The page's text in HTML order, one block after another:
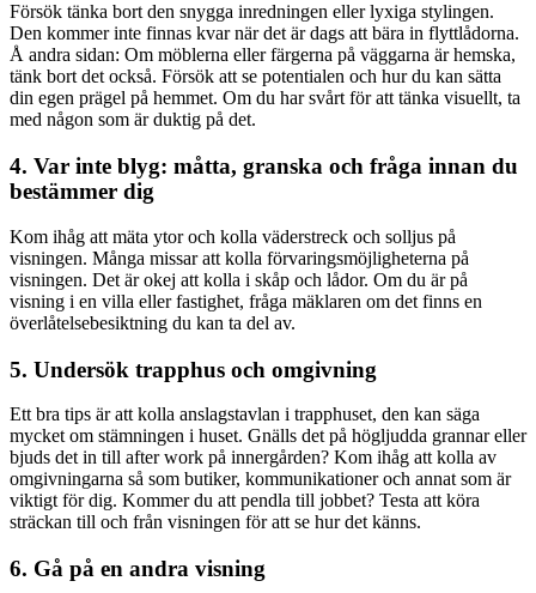
Försök tänka bort den snygga inredningen eller lyxiga stylingen.
Den kommer inte finnas kvar när det är dags att bära in flyttlådorna.
Å andra sidan: Om möblerna eller färgerna på väggarna är hemska,
tänk bort det också. Försök att se potentialen och hur du kan sätta
din egen prägel på hemmet. Om du har svårt för att tänka visuellt, ta
med någon som är duktig på det.
4. Var inte blyg: måtta, granska och fråga innan du
bestämmer dig
Kom ihåg att mäta ytor och kolla väderstreck och solljus på
visningen. Många missar att kolla förvaringsmöjligheterna på
visningen. Det är okej att kolla i skåp och lådor. Om du är på
visning i en villa eller fastighet, fråga mäklaren om det finns en
överlåtelsebesiktning du kan ta del av.
5. Undersök trapphus och omgivning
Ett bra tips är att kolla anslagstavlan i trapphuset, den kan säga
mycket om stämningen i huset. Gnälls det på högljudda grannar eller
bjuds det in till after work på innergården? Kom ihåg att kolla av
omgivningarna så som butiker, kommunikationer och annat som är
viktigt för dig. Kommer du att pendla till jobbet? Testa att köra
sträckan till och från visningen för att se hur det känns.
6. Gå på en andra visning